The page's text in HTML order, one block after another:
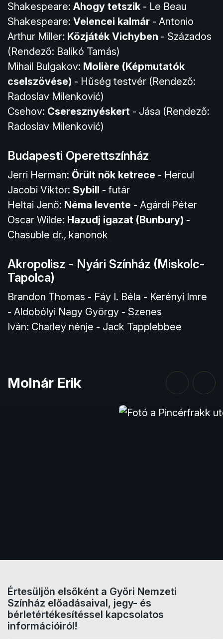
Shakespeare: Ahogy tetszik - Le Beau
Shakespeare: Velencei kalmár - Antonio
Arthur Miller: Közjáték Vichyben - Százados
(Rendező: Balikó Tamás)
Mihail Bulgakov: Molière (Képmutatók
cselszövése) - Hűség testvér (Rendező:
Radoslav Milenković)
Csehov: Cseresznyéskert - Jása (Rendező:
Radoslav Milenković)
Budapesti Operettszínház
Jerri Herman: Őrült nők ketrece - Hercul
Jacobi Viktor: Sybill - futár
Heltai Jenő: Néma levente - Agárdi Péter
Oscar Wilde: Hazudj igazat (Bunbury) -
Chasuble dr., kanonok
Akropolisz - Nyári Színház (Miskolc-
Tapolca)
Brandon Thomas - Fáy I. Béla - Kerényi Imre
- Aldobólyi Nagy György - Szenes
Iván: Charley nénje - Jack Tapplebbee
Molnár Erik
Értesüljön elsőként a Győri Nemzeti
Színház előadásaival, jegy- és
bérletértékesítéssel kapcsolatos
információiról!